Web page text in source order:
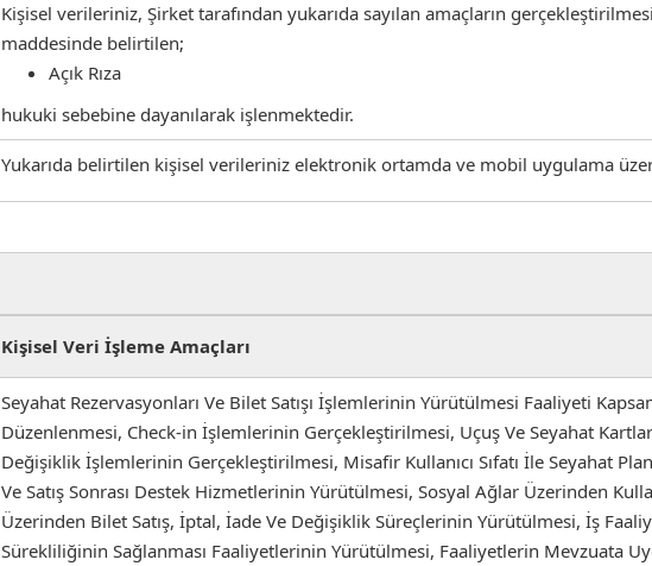
Kişisel verileriniz, Şirket tarafından yukarıda sayılan amaçların
maddesinde belirtilen;
Açık Rıza
hukuki sebebine dayanılarak işlenmektedir.
Yukarıda belirtilen kişisel verileriniz elektronik ortamda ve mobil uygulama
Kişisel Veri İşleme Amaçları
Seyahat Rezervasyonları Ve Bilet Satışı İşlemlerinin Yürütülmesi Faaliyeti
Düzenlenmesi, Check-in İşlemlerinin Gerçekleştirilmesi, Uçuş Ve Seyahat
Değişiklik İşlemlerinin Gerçekleştirilmesi, Misafir Kullanıcı Sıfatı İle Seyahat
Ve Satış Sonrası Destek Hizmetlerinin Yürütülmesi, Sosyal Ağlar Üzerinden
Üzerinden Bilet Satış, İptal, İade Ve Değişiklik Süreçlerinin Yürütülmesi, İş
Sürekliliğinin Sağlanması Faaliyetlerinin Yürütülmesi, Faaliyetlerin Mevzuata